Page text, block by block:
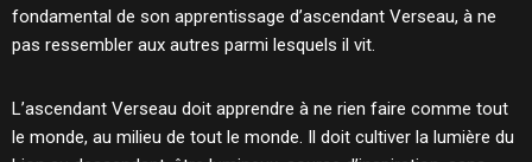
fondamental de son apprentissage d’ascendant Verseau, à ne
pas ressembler aux autres parmi lesquels il vit.
L’ascendant Verseau doit apprendre à ne rien faire comme tout
le monde, au milieu de tout le monde. Il doit cultiver la lumière du